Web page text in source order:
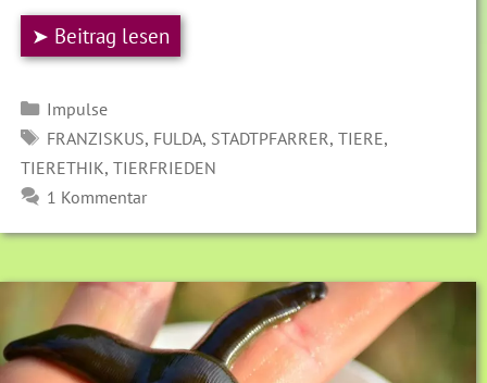
➤ Beitrag lesen
Kategorien
Impulse
SCHLAGWÖRTER
FRANZISKUS, FULDA, STADTPFARRER, TIERE,
TIERETHIK,TIERFRIEDEN
1 Kommentar